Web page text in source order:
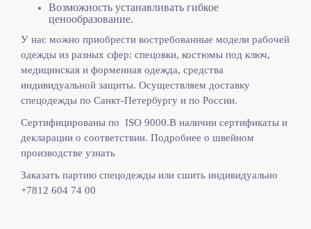
Возможность устанавливать гибкое
ценообразование.
У нас можно приобрести востребованные модели рабочей
одежды из разных сфер: спецовки, костюмы под ключ,
медицинская и форменная одежда, средства
индивидуальной защиты. Осуществляем доставку
спецодежды по Санкт-Петербургу и по России.
Сертифицированы по ISO 9000.В наличии сертификаты и
декларации о соответствии. Подробнее о швейном
производстве узнать
Заказать партию спецодежды или сшить индивидуально
+7812 604 74 00